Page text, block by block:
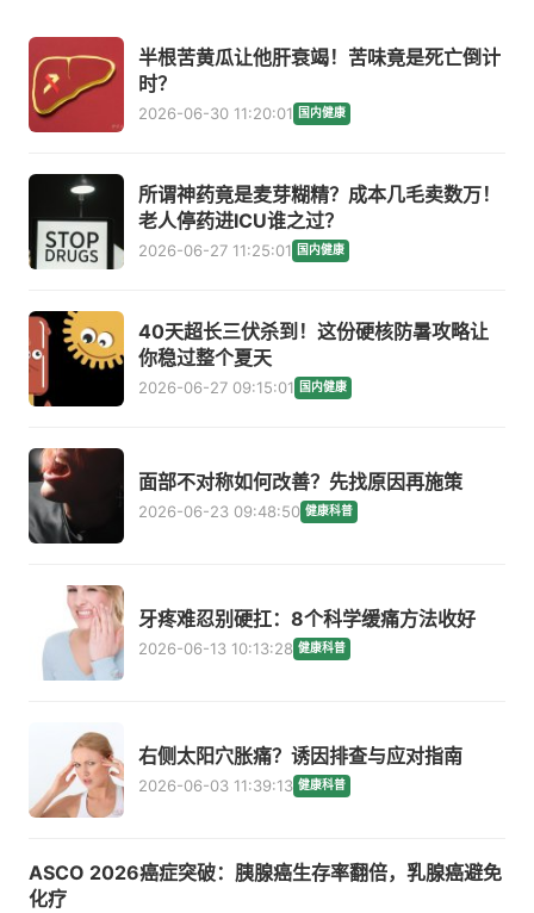
半根苦黄瓜让他肝衰竭！苦味竟是死亡倒计
时？
2026-06-30 11:20:01 国内健康
所谓神药竟是麦芽糊精？成本几毛卖数万！
老人停药进ICU谁之过？
2026-06-27 11:25:01 国内健康
40天超长三伏杀到！这份硬核防暑攻略让
你稳过整个夏天
2026-06-27 09:15:01 国内健康
面部不对称如何改善？先找原因再施策
2026-06-23 09:48:50 健康科普
牙疼难忍别硬扛：8个科学缓痛方法收好
2026-06-13 10:13:28 健康科普
右侧太阳穴胀痛？诱因排查与应对指南
2026-06-03 11:39:13 健康科普
ASCO 2026癌症突破：胰腺癌生存率翻倍，乳腺癌避免
化疗